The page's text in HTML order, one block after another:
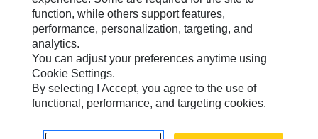
function, while others support features,
performance, personalization, targeting, and
analytics.
You can adjust your preferences anytime using
Cookie Settings.
By selecting I Accept, you agree to the use of
functional, performance, and targeting cookies.